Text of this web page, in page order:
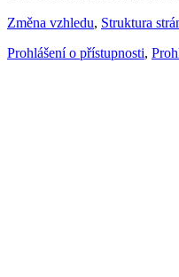
Změna vzhledu, Struktura
Prohlášení o přístupnosti,